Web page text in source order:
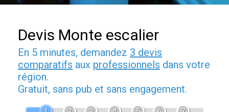
Devis Monte escalier
En 5 minutes, demandez 3 devis
comparatifs aux professionnels dans votre
région.
Gratuit, sans pub et sans engagement.